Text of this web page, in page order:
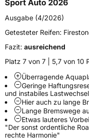
FahrzeugtypPKW
VerwendungSommerreifen
Modellname Roadhawk 2
Fahrzeugart PKW & SUV
Weitere Eigenschaften
SchlauchtypTL
ZustandNeureifen
Sport Auto 2026
Ausgabe (4/2026)
Getesteter Reifen:
Fazit: ausreichend
Platz 7 von 7 | 5,7 von 10
Überragende
Geringe
und instabiles
Hier auch zu lange
Lange Bremswege
Etwas lauteres
"Der sonst ordentliche
rechte Harmonie"